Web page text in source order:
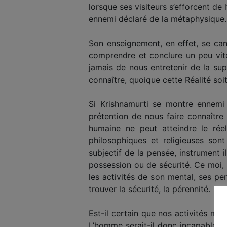
lorsque ses visiteurs s’efforcent
ennemi déclaré de la métaphysique.
Son enseignement, en effet, se
comprendre et conclure un peu
jamais de nous entretenir de la
connaître, quoique cette Réalité
Si Krishnamurti se montre
prétention de nous faire
humaine ne peut atteindre le
philosophiques et religieuses
subjectif de la pensée, instrument
possession ou de sécurité. Ce
les activités de son mental, ses
trouver la sécurité, la pérennité.
Est-il certain que nos activités